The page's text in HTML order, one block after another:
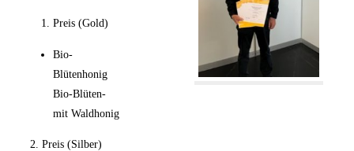
Preis (Gold)
Bio-
Blütenhonig
Bio-Blüten-
mit Waldhonig
2. Preis (Silber)